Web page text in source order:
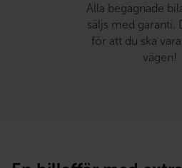
Alla begagnade
säljs med garanti.
för att du ska
vägen!